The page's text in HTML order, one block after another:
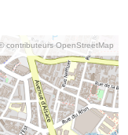
contributeurs OpenStreetMap